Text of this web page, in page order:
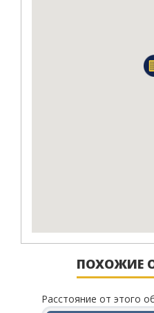
ПОХОЖИЕ
Расстояние от этого